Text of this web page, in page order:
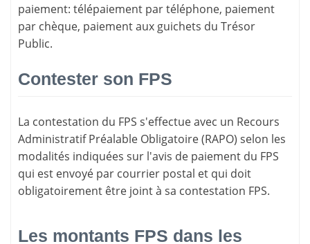
paiement: télépaiement par téléphone, paiement
par chèque, paiement aux guichets du Trésor
Public.
Contester son FPS
La contestation du FPS s'effectue avec un Recours
Administratif Préalable Obligatoire (RAPO) selon les
modalités indiquées sur l'avis de paiement du FPS
qui est envoyé par courrier postal et qui doit
obligatoirement être joint à sa contestation FPS.
Les montants FPS dans les